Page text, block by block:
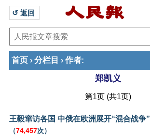
↺ 返回
首页 › 分栏目 › 作者:
郑凯义
第1页 (共1页)
王毅窜访各国 中俄在欧洲展开“混合战争”
（74,457次）